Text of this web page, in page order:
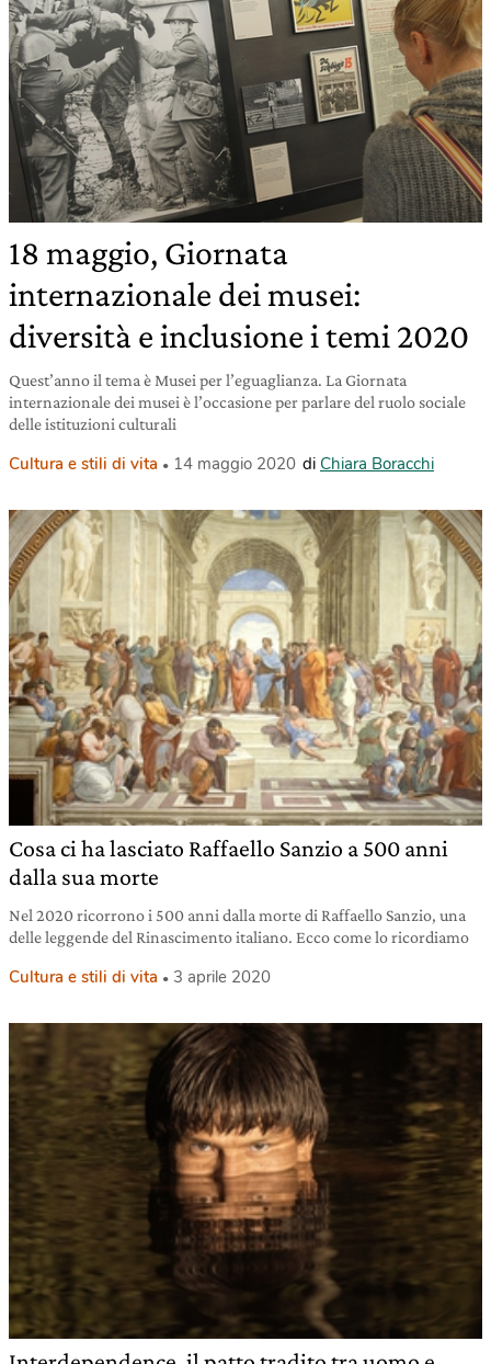
18 maggio, Giornata
internazionale dei musei:
diversità e inclusione i temi 2020
Quest’anno il tema è Musei per l’eguaglianza. La Giornata
internazionale dei musei è l’occasione per parlare del ruolo sociale
delle istituzioni culturali
Cultura e stili di vita 14 maggio 2020 di Chiara Boracchi
Cosa ci ha lasciato Raffaello Sanzio a 500 anni
dalla sua morte
Nel 2020 ricorrono i 500 anni dalla morte di Raffaello Sanzio, una
delle leggende del Rinascimento italiano. Ecco come lo ricordiamo
Cultura e stili di vita 3 aprile 2020